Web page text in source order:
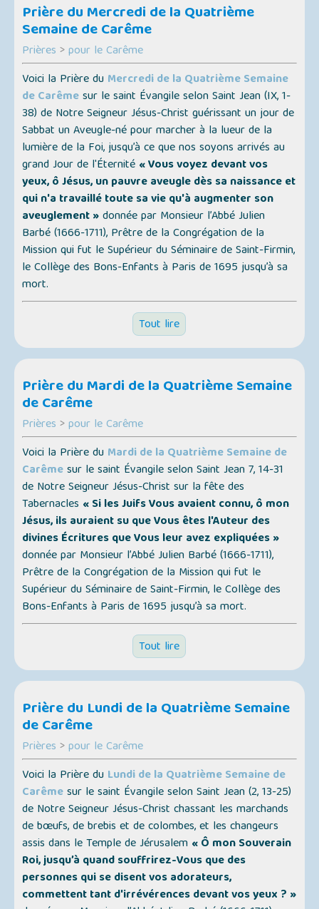
Prière du Mercredi de la Quatrième
Semaine de Carême
Prières >pour le Carême
Voici la Prière du Mercredi de la Quatrième Semaine
de Carêmesur le saint Évangile selon Saint Jean (IX, 1-
38) de Notre Seigneur Jésus-Christ guérissant un jour de
Sabbat un Aveugle-né pour marcher à la lueur de la
lumière de la Foi, jusqu’à ce que nos soyons arrivés au
grand Jour de l'Éternité « Vous voyez devant vos
yeux, ô Jésus, un pauvre aveugle dès sa naissance et
qui n'a travaillé toute sa vie qu'à augmenter son
aveuglement »donnée par Monsieur l’Abbé Julien
Barbé (1666-1711), Prêtre de la Congrégation de la
Mission qui fut le Supérieur du Séminaire de Saint-Firmin,
le Collège des Bons-Enfants à Paris de 1695 jusqu’à sa
mort.
Tout lire
Prière du Mardi de la Quatrième Semaine
de Carême
Prières >pour le Carême
Voici la Prière du Mardi de la Quatrième Semaine de
Carêmesur le saint Évangile selon Saint Jean 7, 14-31
de Notre Seigneur Jésus-Christ sur la fête des
Tabernacles « Si les Juifs Vous avaient connu, ô mon
Jésus, ils auraient su que Vous êtes l'Auteur des
divines Écritures que Vous leur avez expliquées »
donnée par Monsieur l’Abbé Julien Barbé (1666-1711),
Prêtre de la Congrégation de la Mission qui fut le
Supérieur du Séminaire de Saint-Firmin, le Collège des
Bons-Enfants à Paris de 1695 jusqu’à sa mort.
Tout lire
Prière du Lundi de la Quatrième Semaine
de Carême
Prières >pour le Carême
Voici la Prière du Lundi de la Quatrième Semaine de
Carêmesur le saint Évangile selon Saint Jean (2, 13-25)
de Notre Seigneur Jésus-Christ chassant les marchands
de bœufs, de brebis et de colombes, et les changeurs
assis dans le Temple de Jérusalem « Ô mon Souverain
Roi, jusqu’à quand souffrirez-Vous que des
personnes qui se disent vos adorateurs,
commettent tant d'irrévérences devant vos yeux ? »